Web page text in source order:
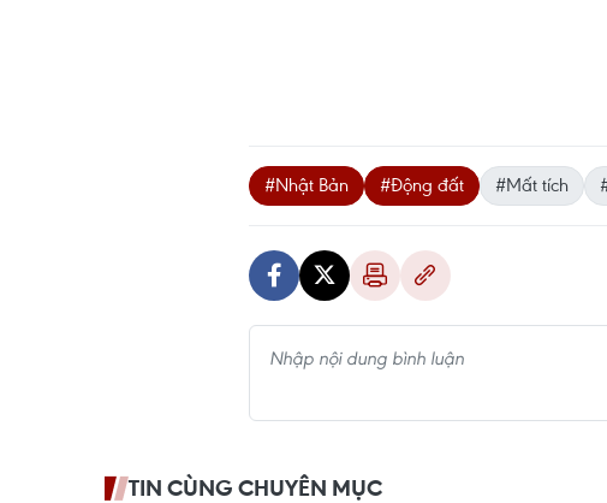
#Nhật Bản #Động đất #Mất tích
TIN CÙNG CHUYÊN MỤC